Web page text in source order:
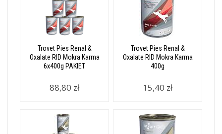
Trovet Pies Renal &
Oxalate RID Mokra Karma
6x400g PAKIET
88,80 zł
Trovet Pies Renal &
Oxalate RID Mokra Karma
400g
15,40 zł